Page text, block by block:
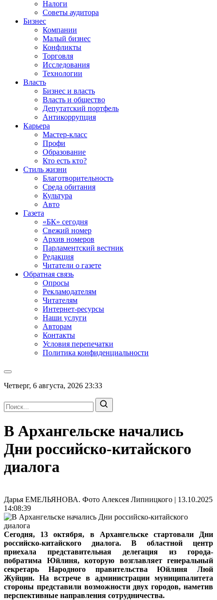
Налоги
Советы аудитора
Бизнес
Компании
Малый бизнес
Конфликты
Торговля
Исследования
Технологии
Власть
Бизнес и власть
Власть и общество
Депутатский портфель
Антикоррупция
Карьера
Мастер-класс
Профи
Образование
Кто есть кто?
Стиль жизни
Благотворительность
Среда обитания
Культура
Авто
Газета
«БК» сегодня
Свежий номер
Архив номеров
Парламентский вестник
Редакция
Читатели о газете
Обратная связь
Опросы
Рекламодателям
Читателям
Интернет-ресурсы
Наши услуги
Авторам
Контакты
Условия перепечатки
Политика конфиденциальности
Четверг, 6 августа, 2026 23:33
В Архангельске начались
Дни российско-китайского
диалога
Дарья ЕМЕЛЬЯНОВА. Фото Алексея Липницкого | 13.10.2025
14:08:39
Сегодня, 13 октября, в Архангельске стартовали Дни
российско-китайского диалога. В областной центр
приехала представительная делегация из города-
побратима Юйлиня, которую возглавляет генеральный
секретарь Народного правительства Юйлиня Люй
Жуйцин. На встрече в администрации муниципалитета
стороны представили возможности двух городов, наметив
перспективные направления сотрудничества.